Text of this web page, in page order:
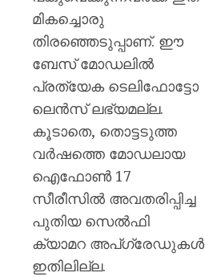
മികച്ചൊരു
തിരഞ്ഞെടുപ്പാണ്. ഈ
ബേസ് മോഡലിൽ
പ്രത്യേക ടെലിഫോട്ടോ
ലെൻസ് ലഭ്യമല്ല.
കൂടാതെ, തൊട്ടടുത്ത
വർഷത്തെ മോഡലായ
ഐഫോൺ 17
സീരീസിൽ അവതരിപ്പിച്ച
പുതിയ സെൽഫി
ക്യാമറ അപ്‌ഗ്രേഡുകൾ
ഇതിലില്ല.